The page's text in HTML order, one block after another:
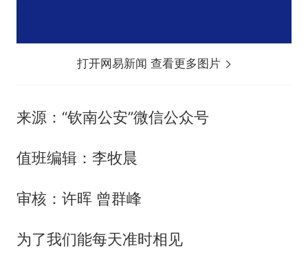
打开网易新闻 查看更多图片
来源：“钦南公安”微信公众号
值班编辑：李牧晨
审核：许晖 曾群峰
为了我们能每天准时相见